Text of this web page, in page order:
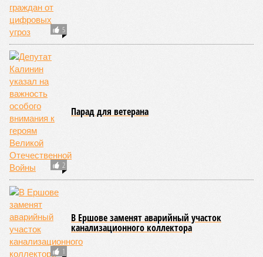
5
2
Парад для ветерана
1
В Ершове заменят аварийный участок
канализационного коллектора